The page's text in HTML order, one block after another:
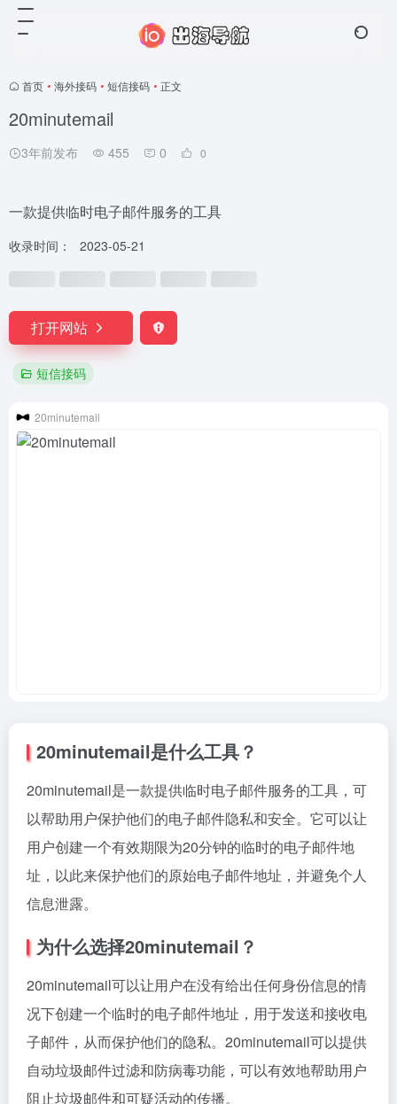
首页 • 海外接码 • 短信接码 • 正文
20minutemail
3年前发布 455 0 0
一款提供临时电子邮件服务的工具
收录时间： 2023-05-21
打开网站
短信接码
20minutemail
20minutemail是什么工具？
20minutemail是一款提供临时电子邮件服务的工具，可
以帮助用户保护他们的电子邮件隐私和安全。它可以让
用户创建一个有效期限为20分钟的临时的电子邮件地
址，以此来保护他们的原始电子邮件地址，并避免个人
信息泄露。
为什么选择20minutemail？
20minutemail可以让用户在没有给出任何身份信息的情
况下创建一个临时的电子邮件地址，用于发送和接收电
子邮件，从而保护他们的隐私。20minutemail可以提供
自动垃圾邮件过滤和防病毒功能，可以有效地帮助用户
阻止垃圾邮件和可疑活动的传播。